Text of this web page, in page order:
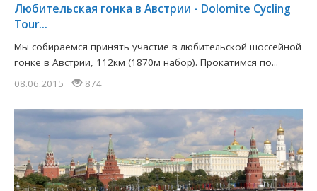
Любительская гонка в Австрии - Dolomite Cycling
Tour...
Мы собираемся принять участие в любительской шоссейной
гонке в Австрии, 112км (1870м набор). Прокатимся по...
08.06.2015
874